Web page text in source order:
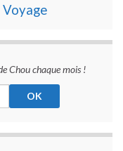
Voyage
Chou chaque mois !